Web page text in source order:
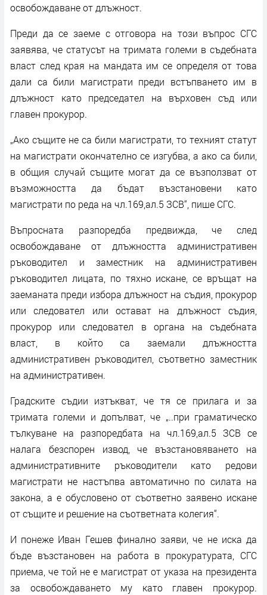
освобождаване от длъжност.
Преди да се заеме с отговора на този въпрос СГС
заявява, че статусът на тримата големи в съдебната
власт след края на мандата им се определя от това
дали са били магистрати преди встъпването им в
длъжност като председател на върховен съд или
главен прокурор.
„Ако същите не са били магистрати, то техният статут
на магистрати окончателно се изгубва, а ако са били,
в общия случай същите могат да се възползват от
възможността да бъдат възстановени като
магистрати по реда на чл.169,ал.5 ЗСВ“, пише СГС.
Въпросната разпоредба предвижда, че след
освобождаване от длъжността административен
ръководител и заместник на административен
ръководител лицата, по тяхно искане, се връщат на
заеманата преди избора длъжност на съдия, прокурор
или следовател или остават на длъжност съдия,
прокурор или следовател в органа на съдебната
власт, в който са заемали длъжността
административен ръководител, съответно заместник
на административен.
Градските съдии изтъкват, че тя се прилага и за
тримата големи и допълват, че „..при граматическо
тълкуване на разпоредбата на чл.169,ал.5 ЗСВ се
налага безспорен извод, че възстановяването на
административните ръководители като редови
магистрати не настъпва автоматично по силата на
закона, а е обусловено от съответно заявено искане
от същите и решение на съответната колегия“.
И понеже Иван Гешев финално заяви, че не иска да
бъде възстановен на работа в прокуратурата, СГС
приема, че той не е магистрат от указа на президента
за освобождаването му като главен прокурор.